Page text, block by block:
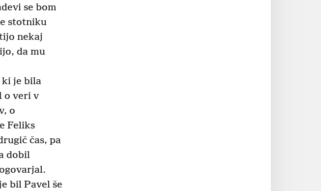
se bom
stotniku
nekaj
da mu
ki je bila
o veri v
o
Feliks
čas, pa
dobil
bil Pavel še